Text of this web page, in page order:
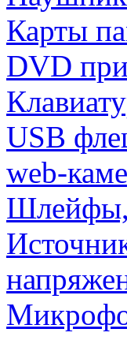
Карты
DVD
USB
web-
Шлейфы,